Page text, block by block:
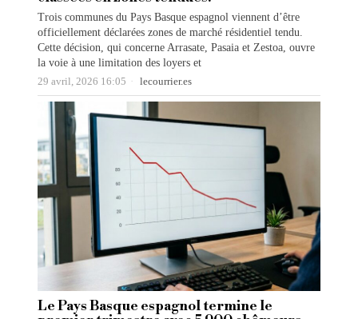
Trois communes du Pays Basque espagnol viennent d’être
officiellement déclarées zones de marché résidentiel tendu.
Cette décision, qui concerne Arrasate, Pasaia et Zestoa, ouvre
la voie à une limitation des loyers et
29 avril, 2026 16:05 lecourrier.es
Le Pays Basque espagnol termine le